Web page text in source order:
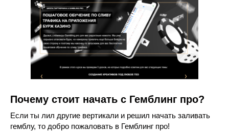
Почему стоит начать с Гемблинг про?
Если ты лил другие вертикали и решил начать заливать
гемблу, то добро пожаловать в Гемблинг про!